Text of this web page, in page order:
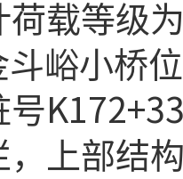
荷载等级
斗峪小桥
号
，上部结